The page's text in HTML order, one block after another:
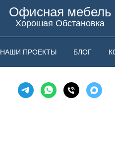
Офисная мебель
Хорошая Обстановка
НАШИ ПРОЕКТЫ БЛОГ